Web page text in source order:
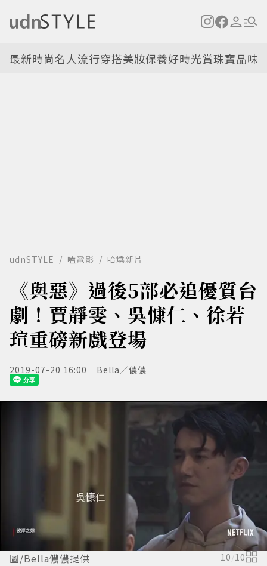
最新時尚名人流行穿搭美妝保養好時光賞珠寶品味
udnSTYLE 嗑電影 哈燒新片
《與惡》過後5部必追優質台
劇！賈靜雯、吳慷仁、徐若
瑄重磅新戲登場
2019-07-20 16:00 Bella／儂儂
圖/Bella儂儂提供 10 /10